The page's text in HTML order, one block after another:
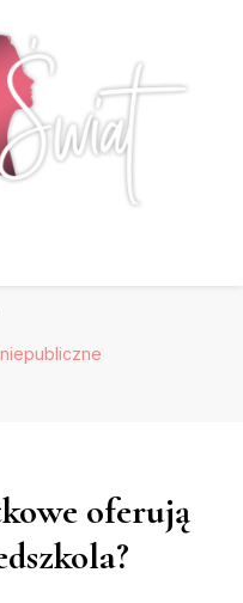
które lubią być na
trendami.
oferują